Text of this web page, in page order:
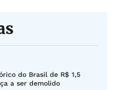
do Brasil de R$ 1,5
a ser demolido